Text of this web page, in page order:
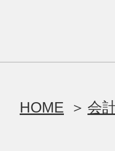
HOME 会